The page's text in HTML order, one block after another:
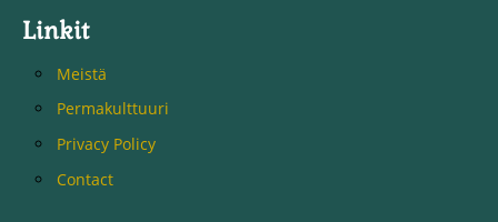
Linkit
Meistä
Permakulttuuri
Privacy Policy
Contact